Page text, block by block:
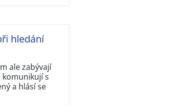
hledání
ale zabývají
s
a hlásí se